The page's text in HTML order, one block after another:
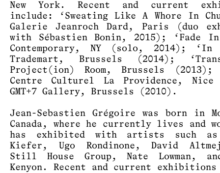
New York. Recent and current
include: ‘Sweating Like A Whore In
Galerie Jeanroch Dard, Paris (duo
with Sébastien Bonin, 2015); ‘Fade
Contemporary, NY (solo, 2014);
Trademart, Brussels (2014);
Project(ion) Room, Brussels (2013);
Centre Culturel La Providence, Nice
GMT+7 Gallery, Brussels (2010).
Jean-Sebastien Grégoire was born in
Canada, where he currently lives and
has exhibited with artists such as
Kiefer, Ugo Rondinone, David
Still House Group, Nate Lowman,
Kenyon. Recent and current